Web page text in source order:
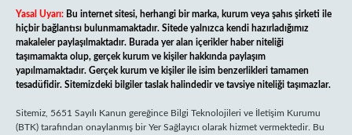
Yasal Uyarı: Bu internet sitesi, herhangi bir marka, kurum veya şahıs şirketi ile
hiçbir bağlantısı bulunmamaktadır. Sitede yalnızca kendi hazırladığımız
makaleler paylaşılmaktadır. Burada yer alan içerikler haber niteliği
taşımamakta olup, gerçek kurum ve kişiler hakkında paylaşım
yapılmamaktadır. Gerçek kurum ve kişiler ile isim benzerlikleri tamamen
tesadüfidir. Sitemizdeki bilgiler taslak halindedir ve tavsiye niteliği taşımazlar.
Sitemiz, 5651 Sayılı Kanun gereğince Bilgi Teknolojileri ve İletişim Kurumu
(BTK) tarafından onaylanmış bir Yer Sağlayıcı olarak hizmet vermektedir. Bu